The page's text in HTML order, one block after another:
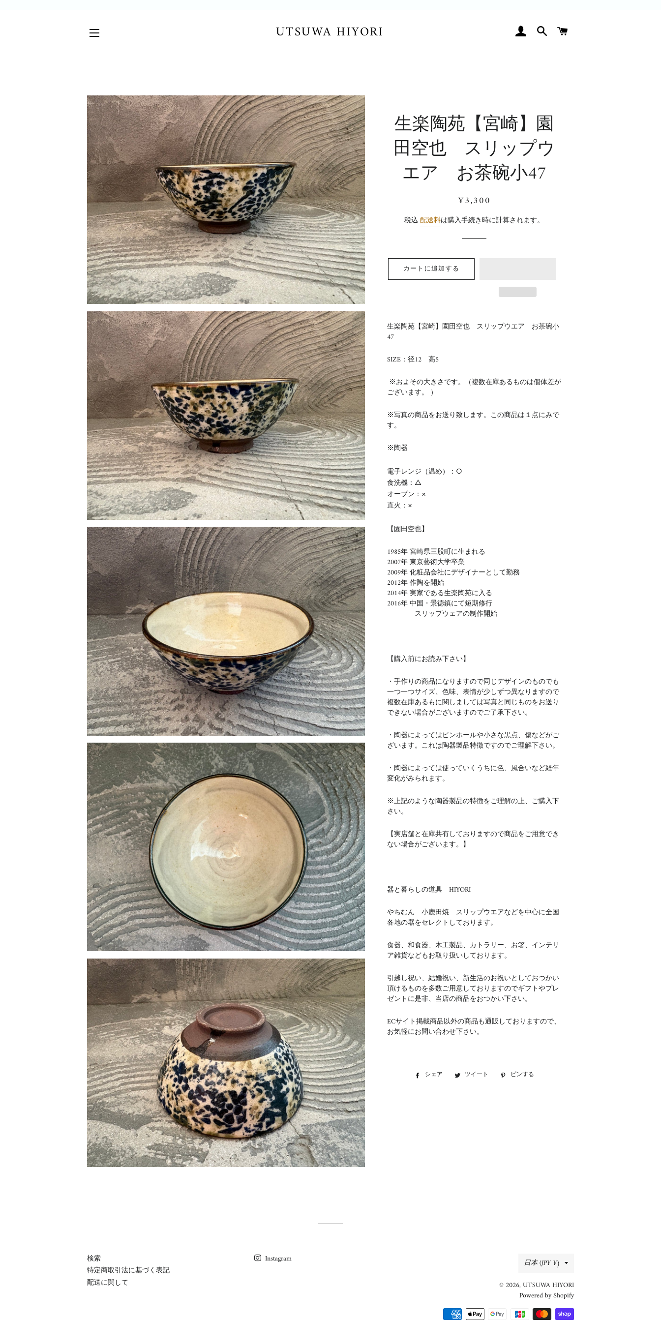
UTSUWA HIYORI ログイン検索
生楽陶苑【宮崎】園
田空也 スリップウ
エア お茶碗小47
通
価
販
価
¥3,300
税込配送料は購入手続き時に計算されます。
カートに追加する
生楽陶苑【宮崎】園田空也 スリップウエア お茶碗小
47
SIZE：径12 高5
※およその大きさです。（複数在庫あるものは個体差が
ございます。 ）
※写真の商品をお送り致します。この商品は１点にみで
す。
※陶器
電子レンジ（温め）：○
食洗機：△
オーブン：×
直火：×
【園田空也】
1985年 宮崎県三股町に生まれる
2007年 東京藝術大学卒業
2009年 化粧品会社にデザイナーとして勤務
2012年 作陶を開始
2014年 実家である生楽陶苑に入る
2016年 中国・景徳鎮にて短期修行
スリップウェアの制作開始
【購入前にお読み下さい】
・手作りの商品になりますので同じデザインのものでも
一つ一つサイズ、色味、表情が少しずつ異なりますので
複数在庫あるもに関しましては写真と同じものをお送り
できない場合がございますのでご了承下さい。
・陶器によってはピンホールや小さな黒点、傷などがご
ざいます。これは陶器製品特徴ですのでご理解下さい。
・陶器によっては使っていくうちに色、風合いなど経年
変化がみられます。
※上記のような陶器製品の特徴をご理解の上、ご購入下
さい。
【実店舗と在庫共有しておりますので商品をご用意でき
ない場合がございます。】
器と暮らしの道具 HIYORI
やちむん 小鹿田焼 スリップウエアなどを中心に全国
各地の器をセレクトしております。
食器、和食器、木工製品、カトラリー、お箸、インテリ
ア雑貨などもお取り扱いしております。
引越し祝い、結婚祝い、新生活のお祝いとしておつかい
頂けるものを多数ご用意しておりますのでギフトやプレ
ゼントに是非、当店の商品をおつかい下さい。
ECサイト掲載商品以外の商品も通販しておりますので、
お気軽にお問い合わせ下さい。
シェア
Facebookツイート
Twitter ピンする
検索
特定商取引法に基づく表記
配送に関して
Instagram 国/
地
域
日本 (JPY ¥)
© 2026, UTSUWA HIYORI
Powered by Shopify
決